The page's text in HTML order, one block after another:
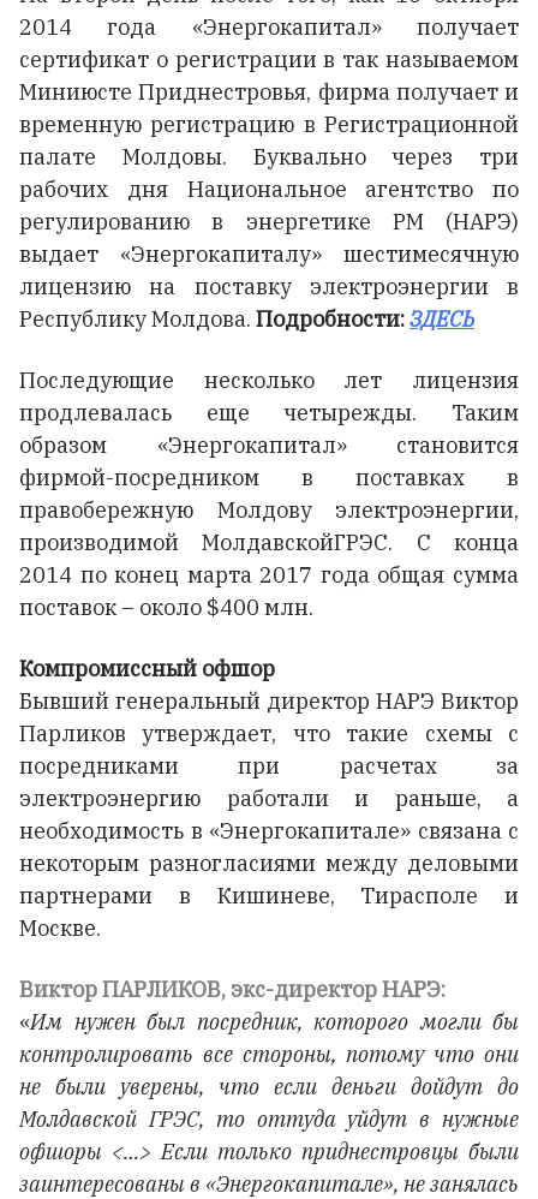
2014 года «Энергокапитал» получает
сертификат о регистрации в так называемом
Миниюсте Приднестровья, фирма получает и
временную регистрацию в Регистрационной
палате Молдовы. Буквально через три
рабочих дня Национальное агентство по
регулированию в энергетике РМ (НАРЭ)
выдает «Энергокапиталу» шестимесячную
лицензию на поставку электроэнергии в
Республику Молдова. Подробности:ЗДЕСЬ
Последующие несколько лет лицензия
продлевалась еще четырежды. Таким
образом «Энергокапитал» становится
фирмой-посредником в поставках в
правобережную Молдову электроэнергии,
производимой МолдавскойГРЭС. С конца
2014 по конец марта 2017 года общая сумма
поставок – около $400 млн.
Компромиссный офшор
Бывший генеральный директор НАРЭ Виктор
Парликов утверждает, что такие схемы с
посредниками при расчетах за
электроэнергию работали и раньше, а
необходимость в «Энергокапитале» связана с
некоторым разногласиями между деловыми
партнерами в Кишиневе, Тирасполе и
Москве.
Виктор ПАРЛИКОВ, экс-директор НАРЭ:
«Им нужен был посредник, которого могли бы
контролировать все стороны, потому что они
не были уверены, что если деньги дойдут до
Молдавской ГРЭС, то оттуда уйдут в нужные
офшоры <…> Если только приднестровцы были
заинтересованы в «Энергокапитале», не занялась